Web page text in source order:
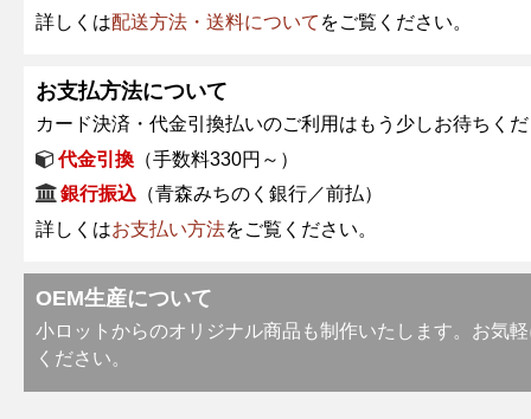
詳しくは配送方法・送料について をご覧ください。
お支払方法について
カード決済・代金引換払いのご利用はもう少しお待ちく
代金引換 （手数料330円～）
銀行振込 （青森みちのく銀行／前払）
詳しくはお支払い方法をご覧ください。
OEM生産について
小ロットからのオリジナル商品も制作いたします。お気
ください。